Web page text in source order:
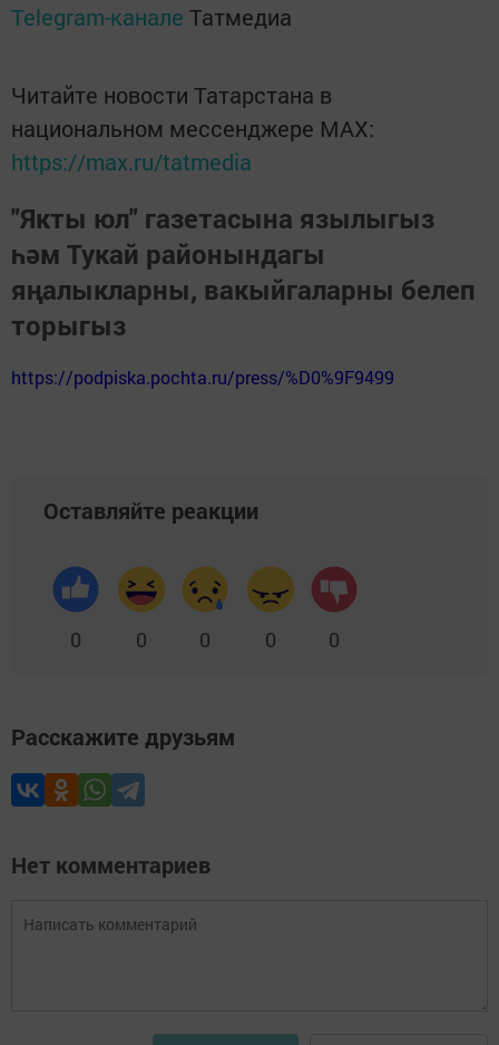
Telegram-канале Татмедиа
Читайте новости Татарстана в
национальном мессенджере MАХ:
https://max.ru/tatmedia
"Якты юл" газетасына язылыгыз
һәм Тукай районындагы
яңалыкларны, вакыйгаларны белеп
торыгыз
https://podpiska.pochta.ru/press/%D0%9F9499
Оставляйте реакции
0 0 0 0 0
Расскажите друзьям
Нет комментариев